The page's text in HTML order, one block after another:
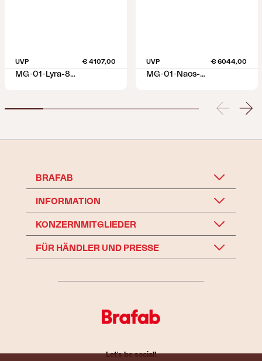
UVP € 4107,00
MG-01-Lyra-8608-8-21-8600-8-79
UVP € 6044,00
MG-01-Naos-8618-8610-79
BRAFAB
INFORMATION
KONZERNMITGLIEDER
FÜR HÄNDLER UND PRESSE
Let's be social!